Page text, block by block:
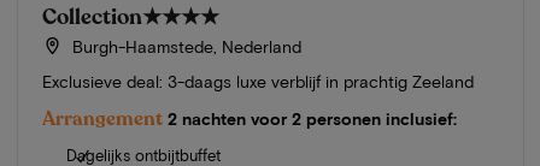
Collection★★★★
Burgh-Haamstede, Nederland
Exclusieve deal: 3-daags luxe verblijf in prachtig Zeeland
Arrangement 2 nachten voor 2 personen inclusief:
Dagelijks ontbijtbuffet